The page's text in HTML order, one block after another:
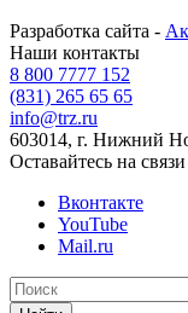
Разработка сайта -
Наши контакты
8 800 7777 152
(831) 265 65 65
info@trz.ru
603014, г. Нижний
Оставайтесь на связи
Вконтакте
YouTube
Mail.ru